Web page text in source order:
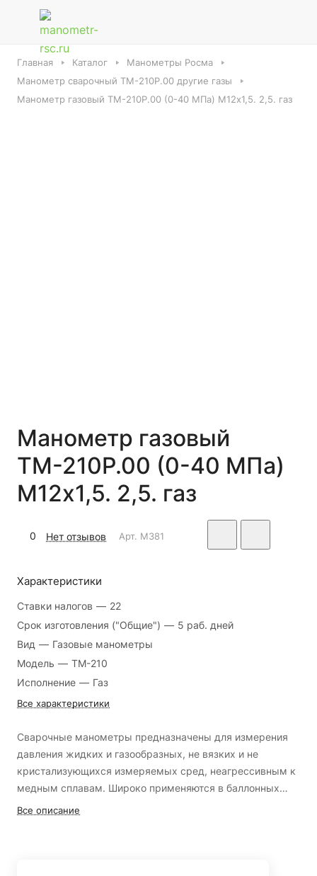
Главная Каталог
Манометры Росма
Манометр сварочный ТМ-210Р.00 другие газы
Манометр газовый ТМ-210Р.00 (0-40 МПа) М12х1,5. 2,5. газ
Манометр газовый
ТМ-210Р.00 (0-40 МПа)
М12х1,5. 2,5. газ
0 Нет отзывов Арт. M381
Характеристики
Ставки налогов — 22
Срок изготовления ("Общие") — 5 раб. дней
Вид — Газовые манометры
Модель — ТМ-210
Исполнение — Газ
Все характеристики
Сварочные манометры предназначены для измерения
давления жидких и газообразных, не вязких и не
кристализующихся измеряемых сред, неагрессивным к
медным сплавам. Широко применяются в баллонных
редукторах и регуляторах.
Все описание